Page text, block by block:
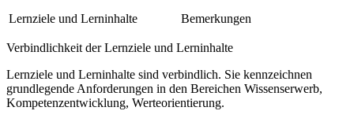
Lernziele und Lerninhalte Bemerkungen
Verbindlichkeit der Lernziele und Lerninhalte
Lernziele und Lerninhalte sind verbindlich. Sie kennzeichnen
grundlegende Anforderungen in den Bereichen Wissenserwerb,
Kompetenzentwicklung, Werteorientierung.